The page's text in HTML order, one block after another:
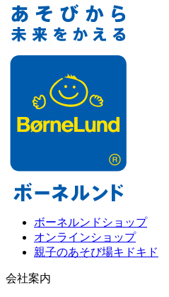
ボーネルンドショップ
オンラインショップ
親子のあそび場キドキド
会社案内